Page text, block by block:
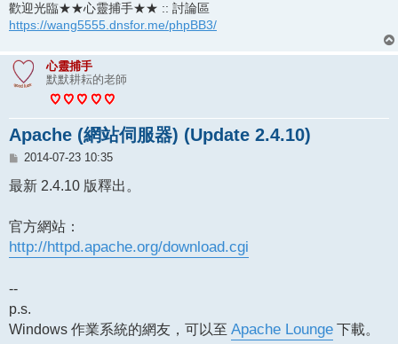
歡迎光臨★★心靈捕手★★ :: 討論區
https://wang5555.dnsfor.me/phpBB3/
心靈捕手
默默耕耘的老師
Apache (網站伺服器) (Update 2.4.10)
文
2014-07-23 10:35
最新 2.4.10 版釋出。
官方網站：
http://httpd.apache.org/download.cgi
--
p.s.
Windows 作業系統的網友，可以至 Apache Lounge 下載。